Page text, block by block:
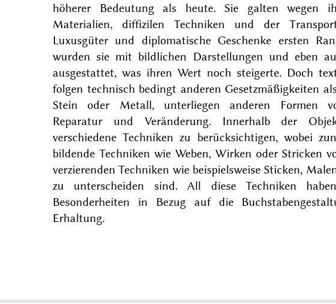
höherer Bedeutung als heute. Sie galten wegen
Materialien, diffizilen Techniken und der
Luxusgüter und diplomatische Geschenke ersten
wurden sie mit bildlichen Darstellungen und eben
ausgestattet, was ihren Wert noch steigerte. Doch
folgen technisch bedingt anderen Gesetzmäßigkeiten
Stein oder Metall, unterliegen anderen Formen
Reparatur und Veränderung. Innerhalb der
verschiedene Techniken zu berücksichtigen, wobei
bildende Techniken wie Weben, Wirken oder Stricken
verzierenden Techniken wie beispielsweise Sticken,
zu unterscheiden sind. All diese Techniken
Besonderheiten in Bezug auf die
Erhaltung.